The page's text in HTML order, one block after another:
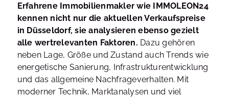
Erfahrene Immobilienmakler wie IMMOLEON24
kennen nicht nur die aktuellen Verkaufspreise
in Düsseldorf, sie analysieren ebenso gezielt
alle wertrelevanten Faktoren. Dazu gehören
neben Lage, Größe und Zustand auch Trends wie
energetische Sanierung, Infrastrukturentwicklung
und das allgemeine Nachfrageverhalten. Mit
moderner Technik, Marktanalysen und viel